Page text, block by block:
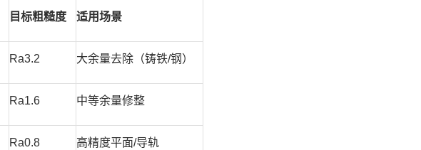
目标粗糙度 适用场景
Ra3.2 大余量去除（铸铁/钢）
Ra1.6 中等余量修整
Ra0.8 高精度平面/导轨